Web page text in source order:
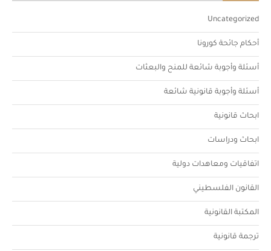
Uncategorized
أحكام جائحة كورونا
أسئلة وأجوبة شائعة للمنح والبعثات
أسئلة وأجوبة قانونية شائعة
ابحاث قانونية
ابحاث ودراسات
اتفاقيات ومعاهدات دولية
القانون الفلسطيني
المكتبة القانونية
ترجمة قانونية